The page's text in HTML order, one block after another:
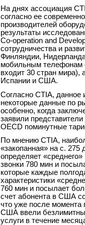
На днях ассоциация
согласно ее
производителей
результаты
Co-operation and
сотрудничества и
Финляндии,
мобильным телефонам
входит 30 стран мира),
Испании и США.
Согласно CTIA, данное
некоторые данные по
особенно, когда
заявили
OECD поминутные
По мнению CTIA,
«закопанная» на с.
определяет
звонки 780 мин и
которые каждые
характеристики
760 мин и посылает
счет абонента в США
что уже после момента
США ввели
услуги в течение